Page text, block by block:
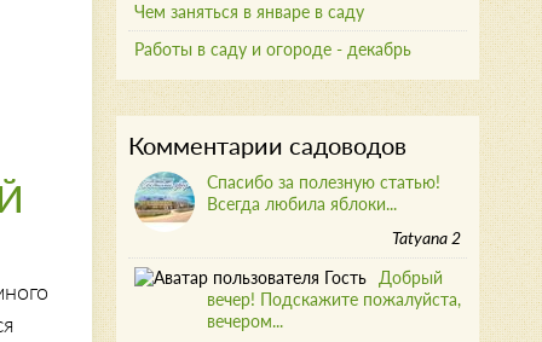
Чем заняться в январе в саду
Работы в саду и огороде - декабрь
Комментарии садоводов
Спасибо за полезную статью!
Всегда любила яблоки...
Tatyana 2
Добрый
вечер! Подскажите пожалуйста,
вечером...